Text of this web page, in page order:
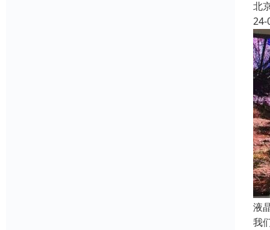
北
24-
液
我